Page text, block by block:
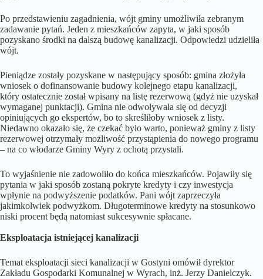
Po przedstawieniu zagadnienia, wójt gminy umożliwiła zebranym
zadawanie pytań. Jeden z mieszkańców zapyta, w jaki sposób
pozyskano środki na dalszą budowę kanalizacji. Odpowiedzi udzieliła
wójt.
Pieniądze zostały pozyskane w następujący sposób: gmina złożyła
wniosek o dofinansowanie budowy kolejnego etapu kanalizacji,
który ostatecznie został wpisany na listę rezerwową (gdyż nie uzyskał
wymaganej punktacji). Gmina nie odwoływała się od decyzji
opiniujących go ekspertów, bo to skreśliłoby wniosek z listy.
Niedawno okazało się, że czekać było warto, ponieważ gminy z listy
rezerwowej otrzymały możliwość przystąpienia do nowego programu
– na co włodarze Gminy Wyry z ochotą przystali.
To wyjaśnienie nie zadowoliło do końca mieszkańców. Pojawiły się
pytania w jaki sposób zostaną pokryte kredyty i czy inwestycja
wpłynie na podwyższenie podatków. Pani wójt zaprzeczyła
jakimkolwiek podwyżkom. Długoterminowe kredyty na stosunkowo
niski procent będą natomiast sukcesywnie spłacane.
Eksploatacja istniejącej kanalizacji
Temat eksploatacji sieci kanalizacji w Gostyni omówił dyrektor
Zakładu Gospodarki Komunalnej w Wyrach, inż. Jerzy Danielczyk.